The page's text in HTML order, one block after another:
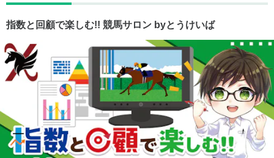
指数と回顧で楽しむ!! 競馬サロン byとうけいば